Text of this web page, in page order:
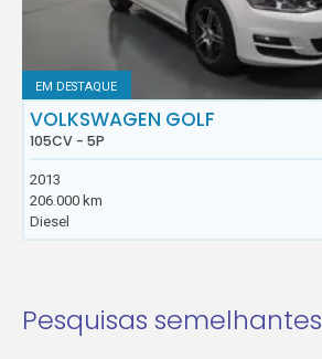
EM DESTAQUE
VOLKSWAGEN GOLF
105CV - 5P
2013
206.000 km
Diesel
Pesquisas semelhantes